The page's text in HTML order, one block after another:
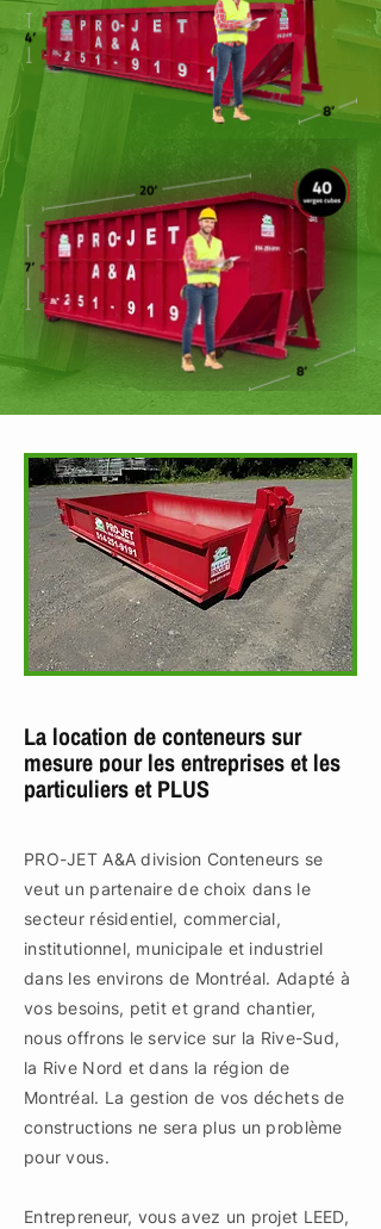
La location de conteneurs sur
mesure pour les entreprises et les
particuliers et PLUS
PRO-JET A&A division Conteneurs se
veut un partenaire de choix dans le
secteur résidentiel, commercial,
institutionnel, municipale et industriel
dans les environs de Montréal. Adapté à
vos besoins, petit et grand chantier,
nous offrons le service sur la Rive-Sud,
la Rive Nord et dans la région de
Montréal. La gestion de vos déchets de
constructions ne sera plus un problème
pour vous.
Entrepreneur, vous avez un projet LEED,